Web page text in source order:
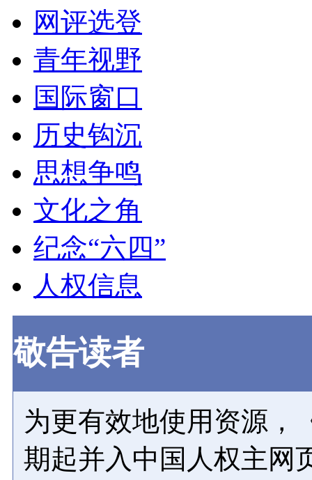
网评选登
青年视野
国际窗口
历史钩沉
思想争鸣
文化之角
纪念“六四”
人权信息
敬告读者
为更有效地使用资源，
期起并入中国人权主网